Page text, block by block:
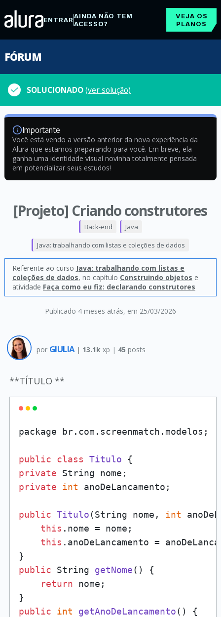
ENTRARAINDA NÃO TEM
ACESSO?
VEJA OS
PLANOS
FÓRUM
SOLUCIONADO(ver solução)
Importante
Você está vendo a versão anterior da nova experiência da
Alura que estamos preparando para você. Em breve, ela
ganha uma identidade visual novinha totalmente pensada
em potencializar seus estudos!
[Projeto] Criando construtores
Publicado 4 meses atrás, em 25/03/2026
Back-end Java
Java: trabalhando com listas e coleções de dados
Referente ao curso Java: trabalhando com listas e
coleções de dados, no capítulo Construindo objetos e
atividade Faça como eu fiz: declarando construtores
por GIULIA | 13.1k xp | 45 posts
**TÍTULO **
package br.com.screenmatch.modelos;
public class Titulo
private
private
int anoDeLancamento;
public Titulo(String nome, int
this .nome = nome;
this .anoDeLancamento =
public String getNome()
{
return nome;
public
int getAnoDeLancamento()
{